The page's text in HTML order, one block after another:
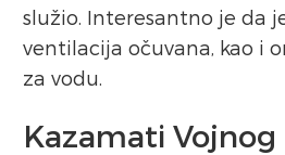
služio. Interesantno je da
ventilacija očuvana, kao i
za vodu.
Kazamati